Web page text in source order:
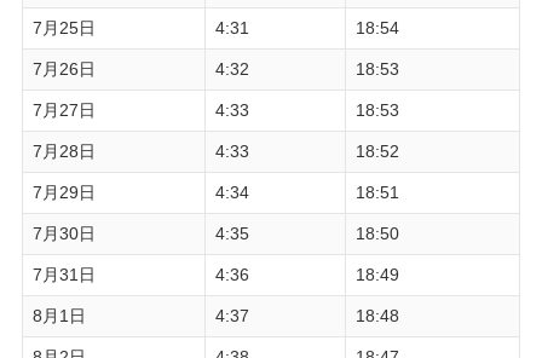
7月25日 4:31 18:54
7月26日 4:32 18:53
7月27日 4:33 18:53
7月28日 4:33 18:52
7月29日 4:34 18:51
7月30日 4:35 18:50
7月31日 4:36 18:49
8月1日 4:37 18:48